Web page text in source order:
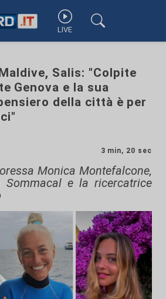
LIVE
Salis: "Colpite
Genova e la sua
della città è per
3 min, 20 sec
Monica Montefalcone,
e la ricercatrice